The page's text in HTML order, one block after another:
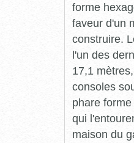
forme
faveur d'un
construire.
l'un des
17,1
consoles
phare
qui
maison du